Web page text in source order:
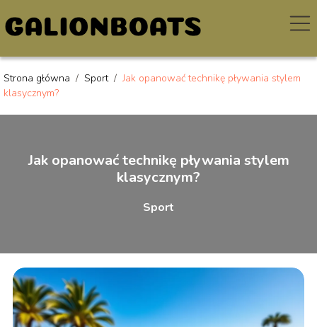
Strona główna / Sport /Jak opanować technikę pływania stylem
klasycznym?
Jak opanować technikę pływania stylem
klasycznym?
Sport